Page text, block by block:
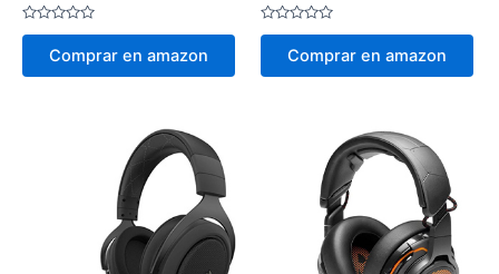
Valorado
de
Comprar en amazon
Valorado
de
Comprar en amazon